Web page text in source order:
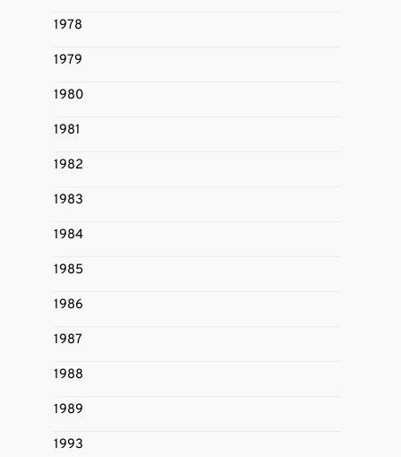
1978
1979
1980
1981
1982
1983
1984
1985
1986
1987
1988
1989
1993